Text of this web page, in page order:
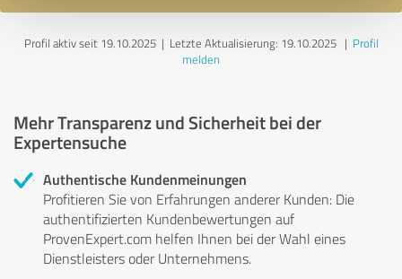
Profil aktiv seit 19.10.2025 | Letzte Aktualisierung: 19.10.2025| Profil
melden
Mehr Transparenz und Sicherheit bei der
Expertensuche
Authentische Kundenmeinungen
Profitieren Sie von Erfahrungen anderer Kunden: Die
authentifizierten Kundenbewertungen auf
ProvenExpert.com helfen Ihnen bei der Wahl eines
Dienstleisters oder Unternehmens.